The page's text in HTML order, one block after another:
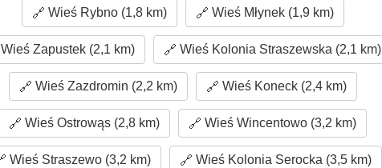
Wieś Rybno (1,8 km) Wieś Młynek (1,9 km)
Wieś Zapustek (2,1 km) Wieś Kolonia Straszewska (2,1 km)
Wieś Zazdromin (2,2 km) Wieś Koneck (2,4 km)
Wieś Ostrowąs (2,8 km) Wieś Wincentowo (3,2 km)
Wieś Straszewo (3,2 km) Wieś Kolonia Serocka (3,5 km)